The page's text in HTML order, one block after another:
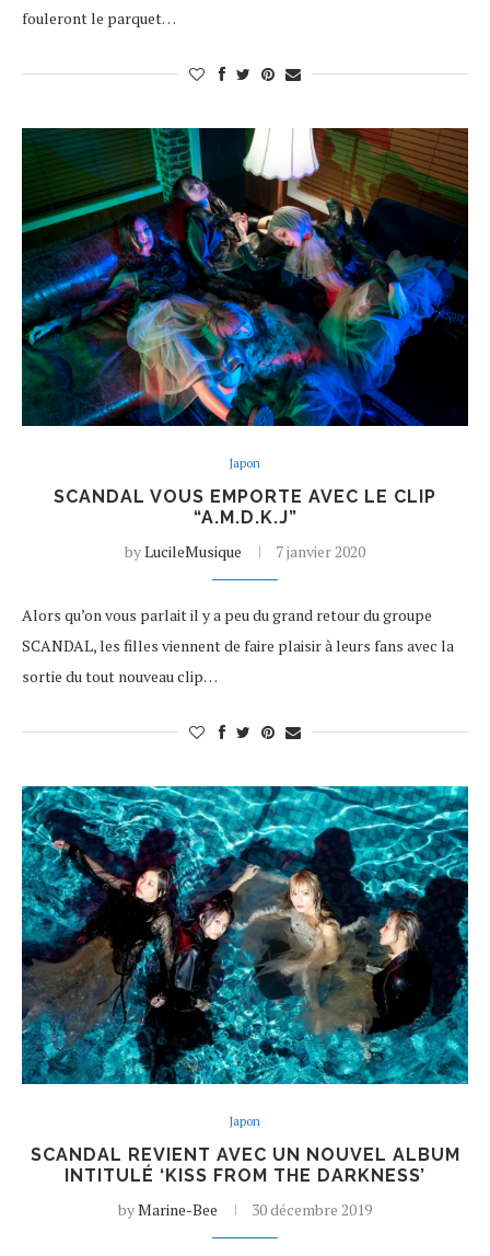
fouleront le parquet…
Japon
SCANDAL VOUS EMPORTE AVEC LE CLIP
“A.M.D.K.J”
byLucileMusique 7 janvier 2020
Alors qu’on vous parlait il y a peu du grand retour du groupe
SCANDAL, les filles viennent de faire plaisir à leurs fans avec la
sortie du tout nouveau clip…
Japon
SCANDAL REVIENT AVEC UN NOUVEL ALBUM
INTITULÉ ‘KISS FROM THE DARKNESS’
byMarine-Bee 30 décembre 2019